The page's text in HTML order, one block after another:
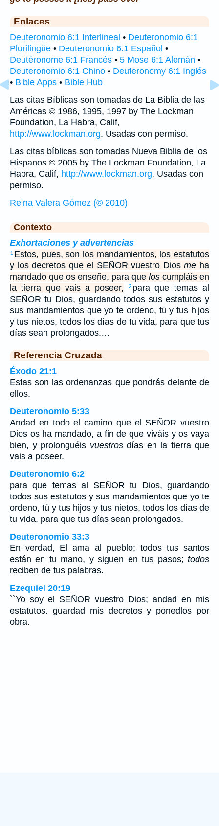
Enlaces
Deuteronomio 6:1 Interlineal • Deuteronomio 6:1
Plurilingüe • Deuteronomio 6:1 Español •
Deutéronome 6:1 Francés • 5 Mose 6:1 Alemán •
Deuteronomio 6:1 Chino • Deuteronomy 6:1 Inglés
• Bible Apps • Bible Hub
Las citas Bíblicas son tomadas de La Biblia de las
Américas © 1986, 1995, 1997 by The Lockman
Foundation, La Habra, Calif,
http://www.lockman.org. Usadas con permiso.
Las citas bíblicas son tomadas Nueva Biblia de los
Hispanos © 2005 by The Lockman Foundation, La
Habra, Calif, http://www.lockman.org. Usadas con
permiso.
Reina Valera Gómez (© 2010)
Contexto
Exhortaciones y advertencias
1 Estos, pues, son los mandamientos, los estatutos
y los decretos que el SEÑOR vuestro Diosme ha
mandado que os enseñe, para que los cumpláis en
la tierra que vais a poseer,
2 para que temas al
SEÑOR tu Dios, guardando todos sus estatutos y
sus mandamientos que yo te ordeno, tú y tus hijos
y tus nietos, todos los días de tu vida, para que tus
días sean prolongados.…
Referencia Cruzada
Éxodo 21:1
Estas son las ordenanzas que pondrás delante de
ellos.
Deuteronomio 5:33
Andad en todo el camino que el SEÑOR vuestro
Dios os ha mandado, a fin de que viváis y os vaya
bien, y prolonguéis vuestrosdías en la tierra que
vais a poseer.
Deuteronomio 6:2
para que temas al SEÑOR tu Dios, guardando
todos sus estatutos y sus mandamientos que yo te
ordeno, tú y tus hijos y tus nietos, todos los días de
tu vida, para que tus días sean prolongados.
Deuteronomio 33:3
En verdad, El ama al pueblo; todos tus santos
están en tu mano, y siguen en tus pasos; todos
reciben de tus palabras.
Ezequiel 20:19
``Yo soy el SEÑOR vuestro Dios; andad en mis
estatutos, guardad mis decretos y ponedlos por
obra.